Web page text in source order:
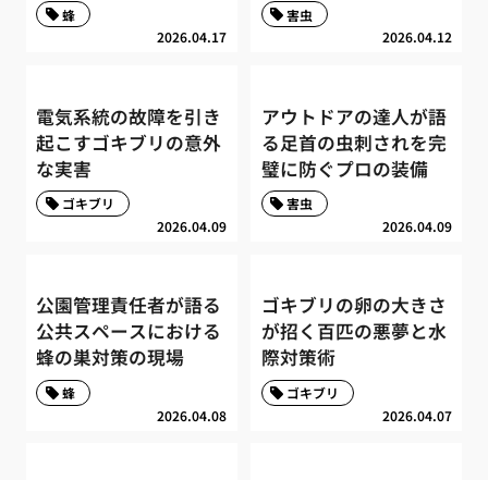
2026.04.17
蜂
2026.04.12
害虫
電気系統の故障を引き
起こすゴキブリの意外
な実害
2026.04.09
ゴキブリ
アウトドアの達人が語
る足首の虫刺されを完
璧に防ぐプロの装備
2026.04.09
害虫
公園管理責任者が語る
公共スペースにおける
蜂の巣対策の現場
2026.04.08
蜂
ゴキブリの卵の大きさ
が招く百匹の悪夢と水
際対策術
2026.04.07
ゴキブリ